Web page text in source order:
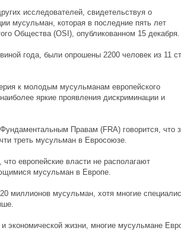
исследователей, свидетельствуя о
мусульман, которая в последние пять лет
Общества (OSI), опубликованном 15 декабря.
года, были опрошены 2200 человек из 11
к молодым мусульманам европейского
яркие проявления дискриминации и
Правам (FRA) говорится, что
треть мусульман в Евросоюзе.
европейские власти не располагают
мусульман в Европе.
миллионов мусульман, хотя многие
экономической жизни, многие мусульмане